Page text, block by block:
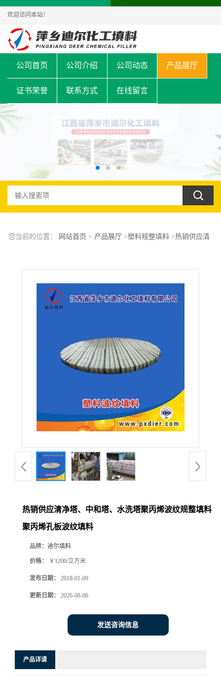
欢迎访问本站！
公司首页 公司介绍 公司动态 产品展厅
证书荣誉 联系方式 在线留言
您当前的位置： 网站首页 > 产品展厅>塑料规整填料>热销供应清
热销供应清净塔、中和塔、水洗塔聚丙烯波纹规整填料
聚丙烯孔板波纹填料
品牌： 迪尔填料
价格： ￥1200/立方米
发布日期： 2018-01-09
更新日期： 2026-08-06
发送咨询信息
产品详请